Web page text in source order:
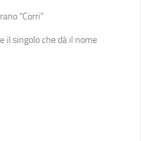
“Corri”
il singolo che dà il nome